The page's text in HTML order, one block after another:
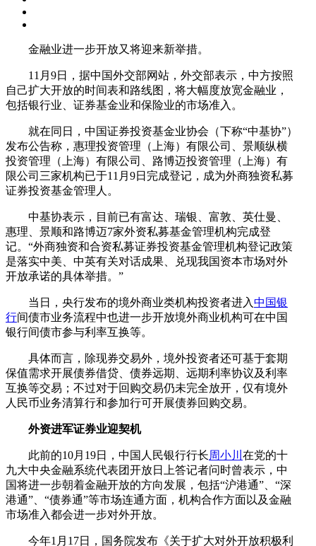
金融业进一步开放又将迎来新举措。
11月9日，据中国外交部网站，外交部表示，中方按照
自己扩大开放的时间表和路线图，将大幅度放宽金融业，
包括银行业、证券基金业和保险业的市场准入。
就在同日，中国证券投资基金业协会（下称“中基协”）
发布公告称，惠理投资管理（上海）有限公司、景顺纵横
投资管理（上海）有限公司、路博迈投资管理（上海）有
限公司三家机构已于11月9日完成登记，成为外商独资私募
证券投资基金管理人。
中基协表示，目前已有富达、瑞银、富敦、英仕曼、
惠理、景顺和路博迈7家外资私募基金管理机构完成登
记。“外商独资和合资私募证券投资基金管理机构登记政策
是落实中美、中英有关对话成果、兑现我国资本市场对外
开放承诺的具体举措。”
当日，央行发布的境外商业类机构投资者进入中国银
行间债市业务流程中也进一步开放境外商业机构可在中国
银行间债市参与利率互换等。
具体而言，除现券交易外，境外投资者还可基于套期
保值需求开展债券借贷、债券远期、远期利率协议及利率
互换等交易；不过对于回购交易仍未完全放开，仅有境外
人民币业务清算行和参加行可开展债券回购交易。
外资进军证券业迎契机
此前的10月19日，中国人民银行行长周小川 在党的十
九大中央金融系统代表团开放日上答记者问时曾表示，中
国将进一步朝着金融开放的方向发展，包括“沪港通”、“深
港通”、“债券通”等市场连通方面，机构合作方面以及金融
市场准入都会进一步对外开放。
今年1月17日，国务院发布《关于扩大对外开放积极利